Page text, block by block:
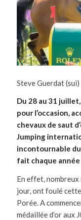
Steve Guerdat
Du 28 au 31
pour l’occasion,
chevaux de saut
Jumping
incontournable
fait chaque
En effet, nombreux
jour, ont foulé
Porée. A
médaillée d’or aux